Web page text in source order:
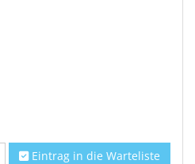
Eintrag in die Warteliste